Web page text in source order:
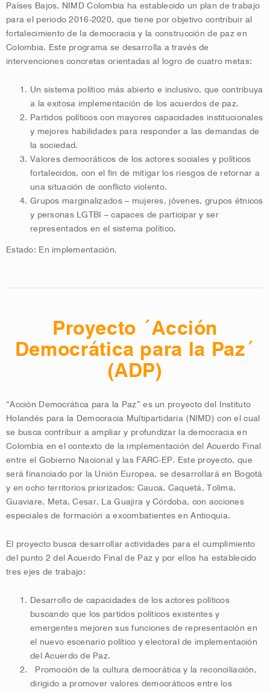
Países Bajos, NIMD Colombia ha establecido un plan de trabajo
para el periodo 2016-2020, que tiene por objetivo contribuir al
fortalecimiento de la democracia y la construcción de paz en
Colombia. Este programa se desarrolla a través de
intervenciones concretas orientadas al logro de cuatro metas:
Un sistema político más abierto e inclusivo, que contribuya
a la exitosa implementación de los acuerdos de paz.
Partidos políticos con mayores capacidades institucionales
y mejores habilidades para responder a las demandas de
la sociedad.
Valores democráticos de los actores sociales y políticos
fortalecidos, con el fin de mitigar los riesgos de retornar a
una situación de conflicto violento.
Grupos marginalizados – mujeres, jóvenes, grupos étnicos
y personas LGTBI – capaces de participar y ser
representados en el sistema político.
Estado: En implementación.
Proyecto ´Acción
Democrática para la Paz´
(ADP)
“Acción Democrática para la Paz” es un proyecto del Instituto
Holandés para la Democracia Multipartidaria (NIMD) con el cual
se busca contribuir a ampliar y profundizar la democracia en
Colombia en el contexto de la implementación del Acuerdo Final
entre el Gobierno Nacional y las FARC-EP. Este proyecto, que
será financiado por la Unión Europea, se desarrollará en Bogotá
y en ocho territorios priorizados: Cauca, Caquetá, Tolima,
Guaviare, Meta, Cesar, La Guajira y Córdoba, con acciones
especiales de formación a excombatientes en Antioquia.
El proyecto busca desarrollar actividades para el cumplimiento
del punto 2 del Acuerdo Final de Paz y por ellos ha establecido
tres ejes de trabajo:
Desarrollo de capacidades de los actores políticos
buscando que los partidos políticos existentes y
emergentes mejoren sus funciones de representación en
el nuevo escenario político y electoral de implementación
del Acuerdo de Paz.
Promoción de la cultura democrática y la reconciliación,
dirigido a promover valores democráticos entre los